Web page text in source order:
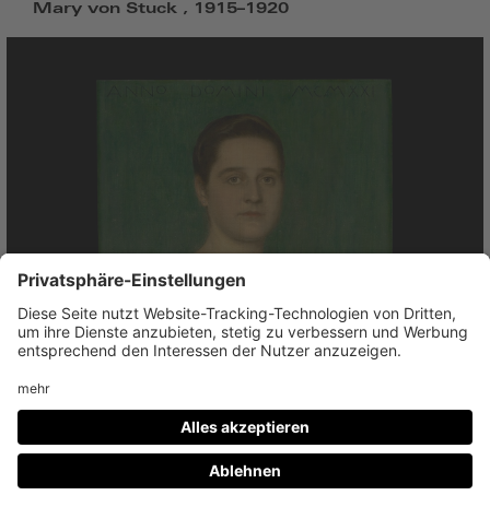
Mary von Stuck , 1915–1920